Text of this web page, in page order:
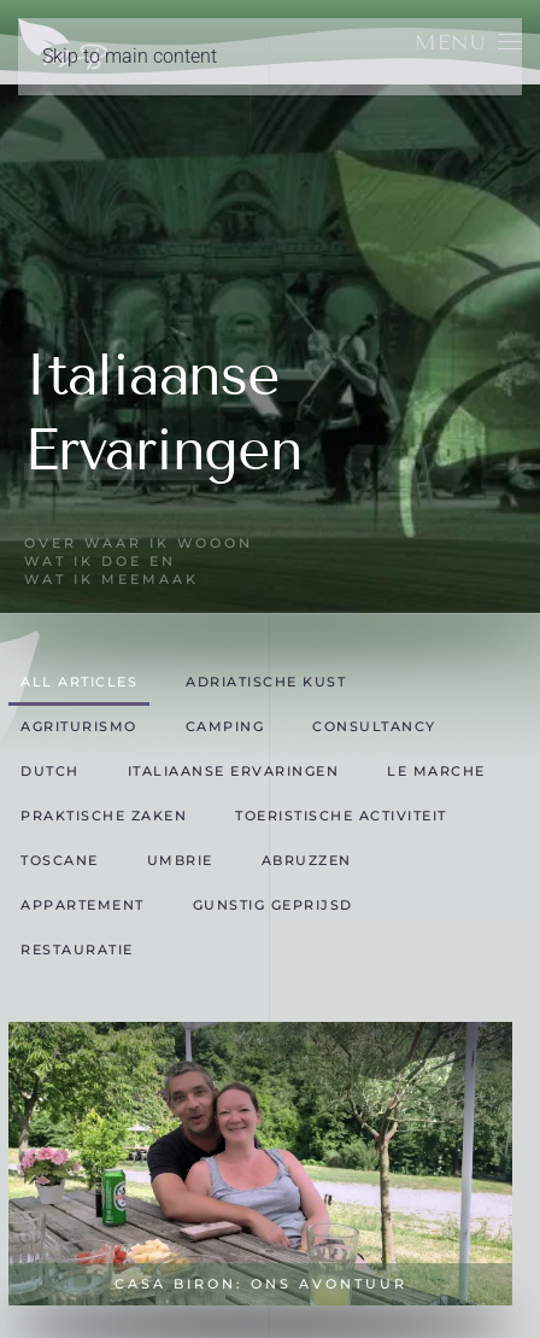
Skip to main content
MENU
Italiaanse
Ervaringen
OVER WAAR IK WOOON
WAT IK DOE EN
WAT IK MEEMAAK
ALL ARTICLES ADRIATISCHE KUST
AGRITURISMO CAMPING CONSULTANCY
DUTCH ITALIAANSE ERVARINGEN LE MARCHE
PRAKTISCHE ZAKEN TOERISTISCHE ACTIVITEIT
TOSCANE UMBRIE ABRUZZEN
APPARTEMENT GUNSTIG GEPRIJSD
RESTAURATIE
CASA BIRON: ONS AVONTUUR